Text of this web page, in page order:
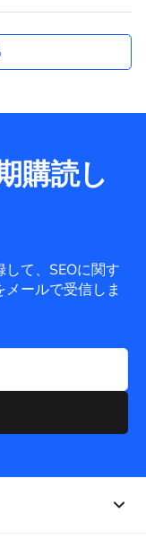
購読し
て、SEOに関す
ールで受信しま